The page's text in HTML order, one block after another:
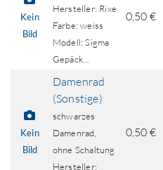
Kein
Bild
Hersteller: Rixe
Farbe: weiss
Modell: Sigma
Gepäck...
0,50 €
Kein
Bild
Damenrad
(Sonstige)
schwarzes
Damenrad,
ohne Schaltung
Hersteller:
0,50 €